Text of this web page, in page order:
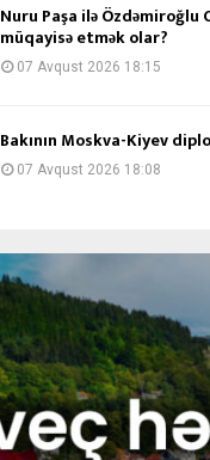
Nuru Paşa ilə Özdəmiroğlu
müqayisə etmək olar?
07 Avqust 2026 18:15
Bakının Moskva-Kiyev
07 Avqust 2026 18:08